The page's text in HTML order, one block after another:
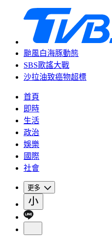
颱風白海豚動態
SBS歌謠大戰
沙拉油致癌物超標
首頁
即時
生活
政治
娛樂
國際
社會
更多